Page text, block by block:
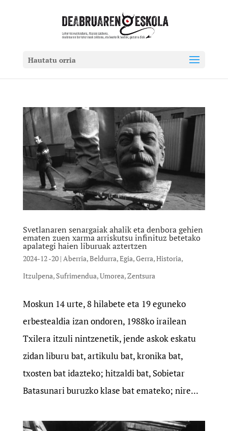
Hautatu orria
Svetlanaren senargaiak ahalik eta denbora gehien
ematen zuen xarma arriskutsu infinituz betetako
apalategi haien liburuak aztertzen
2024-12 -20| Aberria,Beldurra,Egia,Gerra,Historia,
Itzulpena, Sufrimendua,Umorea,Zentsura
Moskun 14 urte, 8 hilabete eta 19 eguneko
erbestealdia izan ondoren, 1988ko irailean
Txilera itzuli nintzenetik, jende askok eskatu
zidan liburu bat, artikulu bat, kronika bat,
txosten bat idazteko; hitzaldi bat, Sobietar
Batasunari buruzko klase bat emateko; nire...